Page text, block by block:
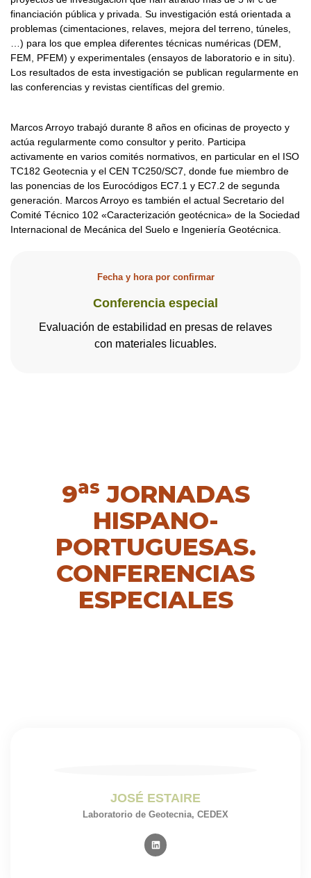
financiación pública y privada. Su investigación está orientada a
problemas (cimentaciones, relaves, mejora del terreno, túneles,
…) para los que emplea diferentes técnicas numéricas (DEM,
FEM, PFEM) y experimentales (ensayos de laboratorio e in situ).
Los resultados de esta investigación se publican regularmente en
las conferencias y revistas científicas del gremio.
Marcos Arroyo trabajó durante 8 años en oficinas de proyecto y
actúa regularmente como consultor y perito. Participa
activamente en varios comités normativos, en particular en el ISO
TC182 Geotecnia y el CEN TC250/SC7, donde fue miembro de
las ponencias de los Eurocódigos EC7.1 y EC7.2 de segunda
generación. Marcos Arroyo es también el actual Secretario del
Comité Técnico 102 «Caracterización geotécnica» de la Sociedad
Internacional de Mecánica del Suelo e Ingeniería Geotécnica.
Fecha y hora por confirmar
Conferencia especial
Evaluación de estabilidad en presas de relaves
con materiales licuables.
9as JORNADAS
HISPANO-
PORTUGUESAS.
CONFERENCIAS
ESPECIALES
JOSÉ ESTAIRE
Laboratorio de Geotecnia, CEDEX